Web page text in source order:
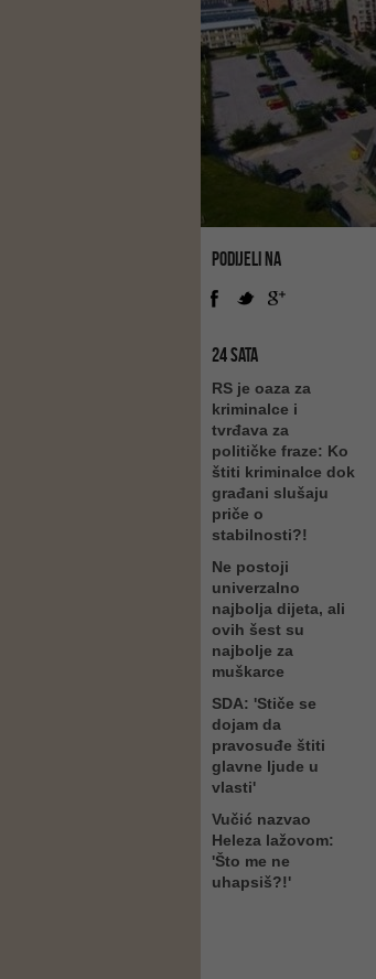
PODIJELI NA
24 SATA
RS je oaza za
kriminalce i
tvrđava za
političke fraze: Ko
štiti kriminalce dok
građani slušaju
priče o
stabilnosti?!
Ne postoji
univerzalno
najbolja dijeta, ali
ovih šest su
najbolje za
muškarce
SDA: 'Stiče se
dojam da
pravosuđe štiti
glavne ljude u
vlasti'
Vučić nazvao
Heleza lažovom:
'Što me ne
uhapsiš?!'